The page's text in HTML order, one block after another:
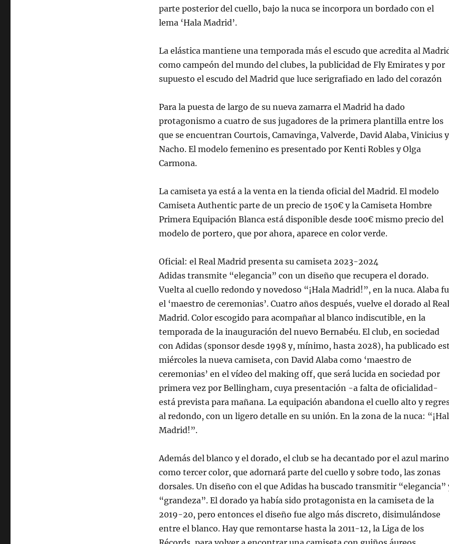
parte posterior del cuello, bajo la nuca se incorpora un bordado con el
lema ‘Hala Madrid’.
La elástica mantiene una temporada más el escudo que acredita al
como campeón del mundo del clubes, la publicidad de Fly Emirates y por
supuesto el escudo del Madrid que luce serigrafiado en lado del corazón
Para la puesta de largo de su nueva zamarra el Madrid ha dado
protagonismo a cuatro de sus jugadores de la primera plantilla entre los
que se encuentran Courtois, Camavinga, Valverde, David Alaba, Vinicius y
Nacho. El modelo femenino es presentado por Kenti Robles y Olga
Carmona.
La camiseta ya está a la venta en la tienda oficial del Madrid. El modelo
Camiseta Authentic parte de un precio de 150€ y la Camiseta Hombre
Primera Equipación Blanca está disponible desde 100€ mismo precio del
modelo de portero, que por ahora, aparece en color verde.
Oficial: el Real Madrid presenta su camiseta 2023-2024
Adidas transmite “elegancia” con un diseño que recupera el dorado.
Vuelta al cuello redondo y novedoso “¡Hala Madrid!”, en la nuca. Alaba
el ‘maestro de ceremonias’. Cuatro años después, vuelve el dorado al Real
Madrid. Color escogido para acompañar al blanco indiscutible, en la
temporada de la inauguración del nuevo Bernabéu. El club, en sociedad
con Adidas (sponsor desde 1998 y, mínimo, hasta 2028), ha publicado
miércoles la nueva camiseta, con David Alaba como ‘maestro de
ceremonias’ en el vídeo del making off, que será lucida en sociedad por
primera vez por Bellingham, cuya presentación -a falta de oficialidad-
está prevista para mañana. La equipación abandona el cuello alto y
al redondo, con un ligero detalle en su unión. En la zona de la nuca:
Madrid!”.
Además del blanco y el dorado, el club se ha decantado por el azul marino
como tercer color, que adornará parte del cuello y sobre todo, las zonas
dorsales. Un diseño con el que Adidas ha buscado transmitir “elegancia”
“grandeza”. El dorado ya había sido protagonista en la camiseta de la
2019-20, pero entonces el diseño fue algo más discreto, disimulándose
entre el blanco. Hay que remontarse hasta la 2011-12, la Liga de los